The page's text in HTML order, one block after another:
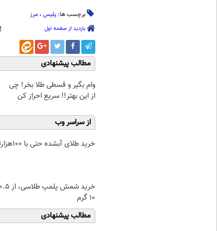
برچسب ها: پلیس ، مرز
بازدید از صفحه اول
مطالب پیشنهادی
وام بگیر و قسطی طلا بخر! چی
از این بهتر!! سریع احراز کن
از سراسر وب
خرید طلای آبشده حتی با ۱۰۰هزارتومان
۱۰ گرم
مطالب پیشنهادی